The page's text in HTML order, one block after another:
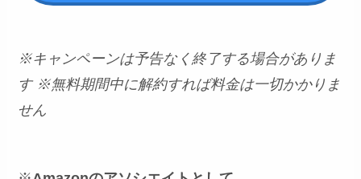
※キャンペーンは予告なく終了する場合がありま
す ※無料期間中に解約すれば料金は一切かかりま
せん